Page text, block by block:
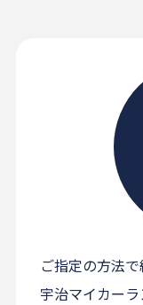
ご指定の方法で
宇治マイカー